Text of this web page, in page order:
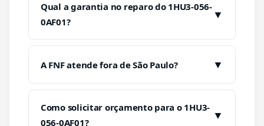
Qual a garantia no reparo do 1HU3-056-
0AF01?
▼
A FNF atende fora de São Paulo? ▼
Como solicitar orçamento para o 1HU3-
056-0AF01?
▼